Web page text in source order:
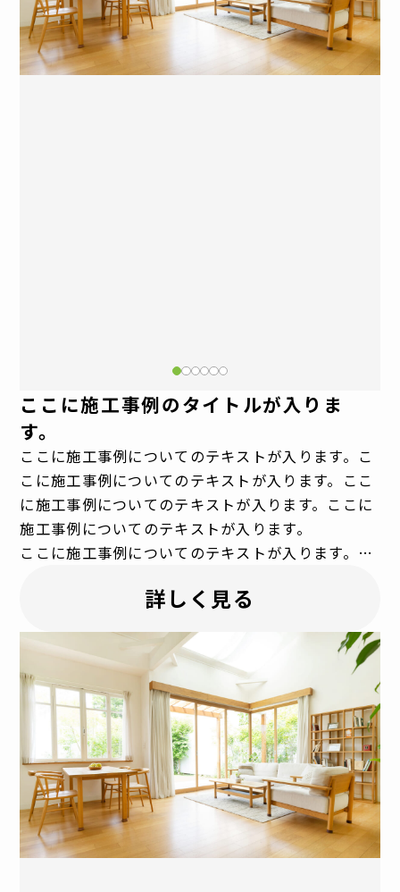
ここに施工事例のタイトルが入りま
す。
ここに施工事例についてのテキストが入ります。こ
こに施工事例についてのテキストが入ります。ここ
に施工事例についてのテキストが入ります。ここに
施工事例についてのテキストが入ります。
ここに施工事例についてのテキストが入ります。こ
に施工事例についてのテキストが入ります。
詳しく見る